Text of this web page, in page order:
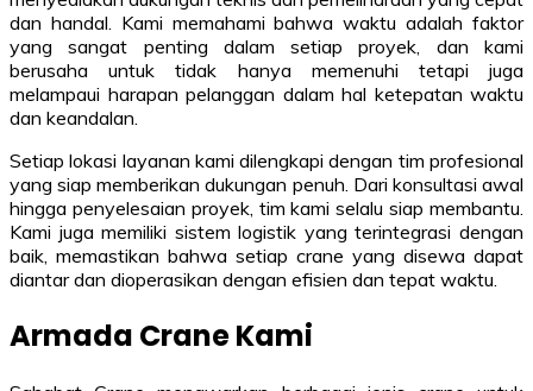
dan handal. Kami memahami bahwa waktu adalah faktor
yang sangat penting dalam setiap proyek, dan kami
berusaha untuk tidak hanya memenuhi tetapi juga
melampaui harapan pelanggan dalam hal ketepatan waktu
dan keandalan.
Setiap lokasi layanan kami dilengkapi dengan tim profesional
yang siap memberikan dukungan penuh. Dari konsultasi awal
hingga penyelesaian proyek, tim kami selalu siap membantu.
Kami juga memiliki sistem logistik yang terintegrasi dengan
baik, memastikan bahwa setiap crane yang disewa dapat
diantar dan dioperasikan dengan efisien dan tepat waktu.
Armada Crane Kami